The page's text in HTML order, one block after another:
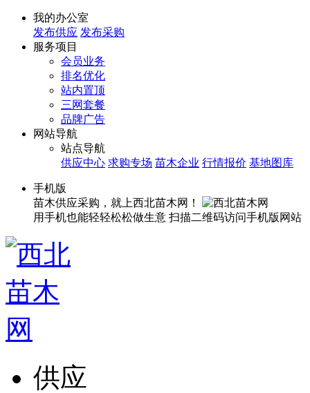
我的办公室
发布供应 发布采购
服务项目
会员业务
排名优化
站内置顶
三网套餐
品牌广告
网站导航
站点导航
供应中心 求购专场 苗木企业 行情报价 基地图库
手机版
苗木供应采购，就上西北苗木网！
用手机也能轻轻松松做生意 扫描二维码访问手机版网站
供应